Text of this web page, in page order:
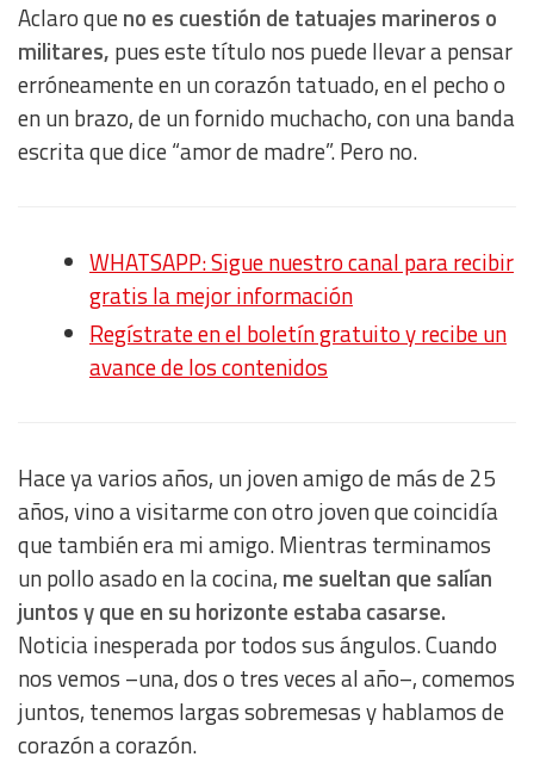
Aclaro queno es cuestión de tatuajes marineros o
militares, pues este título nos puede llevar a pensar
erróneamente en un corazón tatuado, en el pecho o
en un brazo, de un fornido muchacho, con una banda
escrita que dice “amor de madre”. Pero no.
WHATSAPP: Sigue nuestro canal para recibir
gratis la mejor información
Regístrate en el boletín gratuito y recibe un
avance de los contenidos
Hace ya varios años, un joven amigo de más de 25
años, vino a visitarme con otro joven que coincidía
que también era mi amigo. Mientras terminamos
un pollo asado en la cocina, me sueltan que salían
juntos y que en su horizonte estaba casarse.
Noticia inesperada por todos sus ángulos. Cuando
nos vemos –una, dos o tres veces al año–, comemos
juntos, tenemos largas sobremesas y hablamos de
corazón a corazón.